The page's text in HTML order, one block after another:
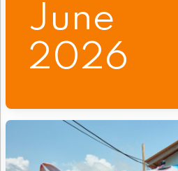
June
2026